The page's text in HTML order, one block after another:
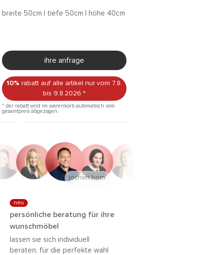
breite 50cm | tiefe 50cm | höhe 40cm
ihre anfrage
10% rabatt auf alle artikel nur vom 7.8.
bis 9.8.2026 *
* der rabatt wird im warenkorb automatisch vom
gesamtpreis abgezogen.
neu
persönliche beratung für ihre
wunschmöbel
lassen sie sich individuell
beraten, für die perfekte wahl
jochen horn